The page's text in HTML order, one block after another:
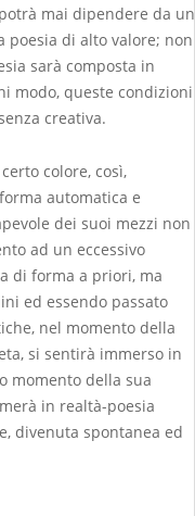
mai dipendere da
poesia di alto valore; non
sarà composta in
modo, queste condizioni
creativa.
colore, così,
automatica e
dei suoi mezzi non
ad un eccessivo
di forma a priori, ma
ed essendo passato
nel momento della
si sentirà immerso in
momento della sua
in realtà-poesia
divenuta spontanea ed